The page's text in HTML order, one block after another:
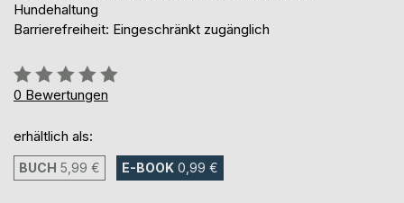
Hundehaltung
Barrierefreiheit: Eingeschränkt zugänglich
Bewertung::
0%
0 Bewertungen
erhältlich als:
BUCH 5,99 € E-BOOK 0,99 €